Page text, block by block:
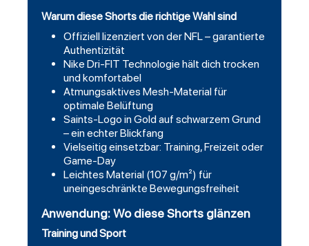
Warum diese Shorts die richtige Wahl sind
Offiziell lizenziert von der NFL – garantierte
Authentizität
Nike Dri-FIT Technologie hält dich trocken
und komfortabel
Atmungsaktives Mesh-Material für
optimale Belüftung
Saints-Logo in Gold auf schwarzem Grund
– ein echter Blickfang
Vielseitig einsetzbar: Training, Freizeit oder
Game-Day
Leichtes Material (107 g/m²) für
uneingeschränkte Bewegungsfreiheit
Anwendung: Wo diese Shorts glänzen
Training und Sport